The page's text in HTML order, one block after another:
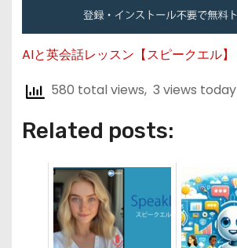
AIと英会話レッスン【スピークエル】
580 total views, 3 views today
Related posts: